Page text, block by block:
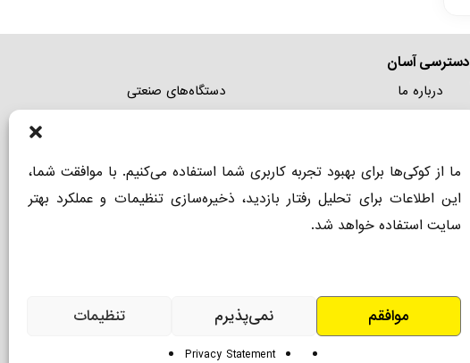
ما از کوکی‌ها برای بهبود تجربه کاربری شما استفاده می‌کنیم. با موافقت شما،
این اطلاعات برای تحلیل رفتار بازدید، ذخیره‌سازی تنظیمات و عملکرد بهتر
سایت استفاده خواهد شد.
موافقم نمی‌پذیرم تنظیمات
Privacy Statement
دسترسی آسان
درباره ما
دریافت کاتالوگ جامع
ثبت و فعالسازی گارانتی
دستگاه‌های صنعتی
زمین شوی صنعتی
کارواش صنعتی